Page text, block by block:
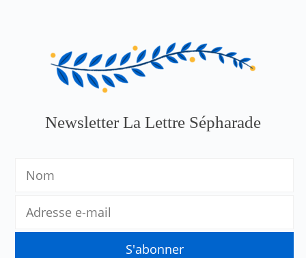
Newsletter La Lettre Sépharade